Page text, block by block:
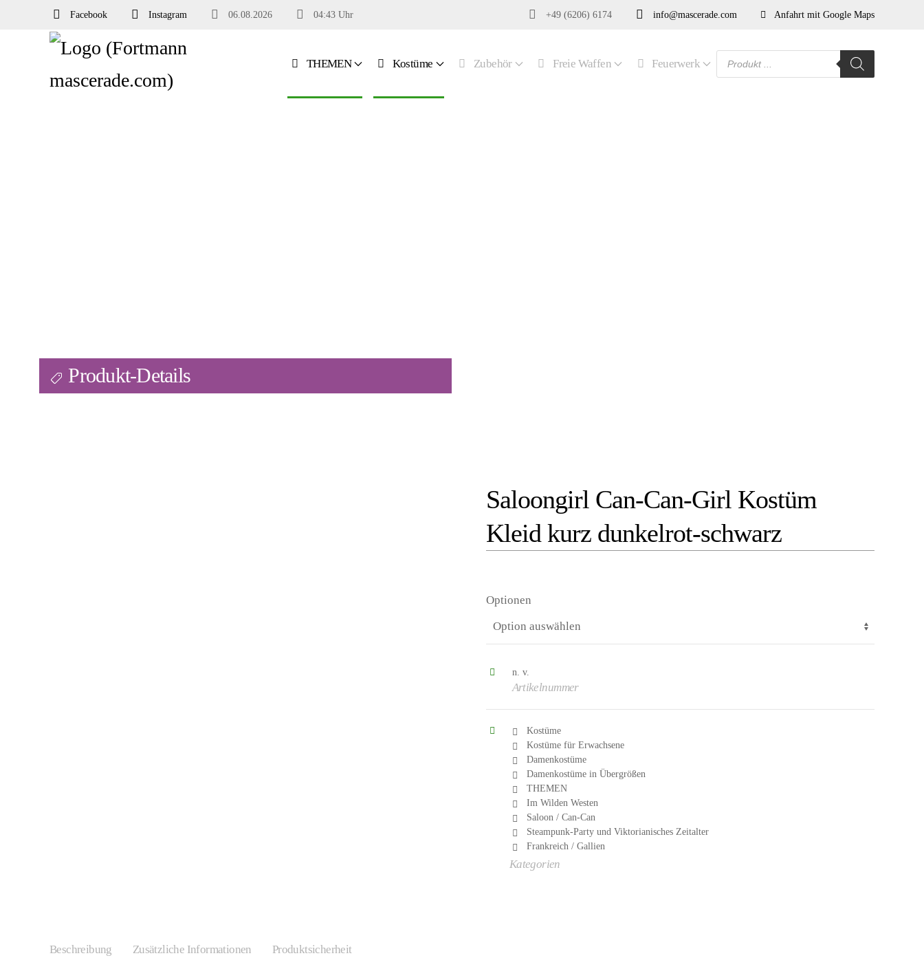
Facebook Instagram 06.08.2026 04:43 Uhr +49 (6206) 6174 info@mascerade.com Anfahrt mit Google Maps
THEMEN Kostüme Zubehör Freie Waffen Feuerwerk
Products
search
Produkt-Details
Saloongirl Can-Can-Girl Kostüm
Kleid kurz dunkelrot-schwarz
Optionen
n. v.
Artikelnummer
Kostüme
Kostüme für Erwachsene
Damenkostüme
Damenkostüme in Übergrößen
THEMEN
Im Wilden Westen
Saloon / Can-Can
Steampunk-Party und Viktorianisches Zeitalter
Frankreich / Gallien
Kategorien
Beschreibung Zusätzliche Informationen Produktsicherheit